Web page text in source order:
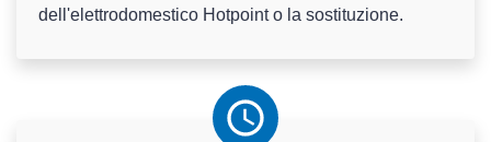
dell'elettrodomestico Hotpoint o la sostituzione.